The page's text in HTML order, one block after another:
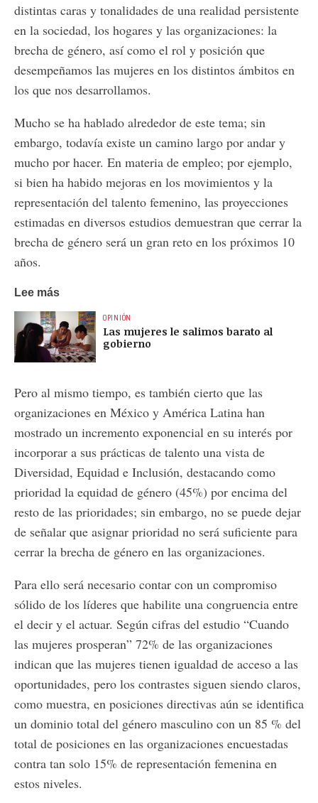
distintas caras y tonalidades de una realidad persistente
en la sociedad, los hogares y las organizaciones: la
brecha de género, así como el rol y posición que
desempeñamos las mujeres en los distintos ámbitos en
los que nos desarrollamos.
Mucho se ha hablado alrededor de este tema; sin
embargo, todavía existe un camino largo por andar y
mucho por hacer. En materia de empleo; por ejemplo,
si bien ha habido mejoras en los movimientos y la
representación del talento femenino, las proyecciones
estimadas en diversos estudios demuestran que cerrar la
brecha de género será un gran reto en los próximos 10
años.
Lee más
OPINIÓN
Las mujeres le salimos barato al
gobierno
Pero al mismo tiempo, es también cierto que las
organizaciones en México y América Latina han
mostrado un incremento exponencial en su interés por
incorporar a sus prácticas de talento una vista de
Diversidad, Equidad e Inclusión, destacando como
prioridad la equidad de género (45%) por encima del
resto de las prioridades; sin embargo, no se puede dejar
de señalar que asignar prioridad no será suficiente para
cerrar la brecha de género en las organizaciones.
Para ello será necesario contar con un compromiso
sólido de los líderes que habilite una congruencia entre
el decir y el actuar. Según cifras del estudio “Cuando
las mujeres prosperan” 72% de las organizaciones
indican que las mujeres tienen igualdad de acceso a las
oportunidades, pero los contrastes siguen siendo claros,
como muestra, en posiciones directivas aún se identifica
un dominio total del género masculino con un 85 % del
total de posiciones en las organizaciones encuestadas
contra tan solo 15% de representación femenina en
estos niveles.